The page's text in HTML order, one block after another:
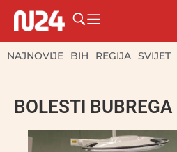
NAJNOVIJE BIH REGIJA SVIJET
BOLESTI BUBREGA